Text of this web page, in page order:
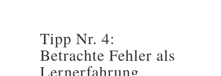
Tipp Nr. 4:
Betrachte Fehler als
Lernerfahrung,